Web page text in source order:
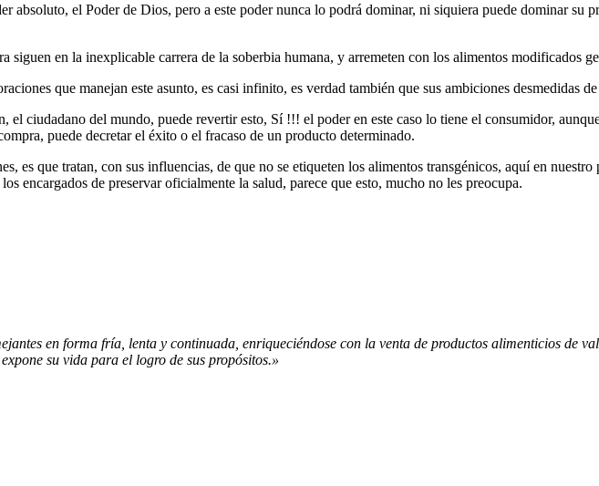
absoluto, el Poder de Dios, pero a este poder nunca lo podrá dominar, ni siquiera puede dominar su
siguen en la inexplicable carrera de la soberbia humana, y arremeten con los alimentos modificados
que manejan este asunto, es casi infinito, es verdad también que sus ambiciones desmedidas
el ciudadano del mundo, puede revertir esto, Sí !!! el poder en este caso lo tiene el consumidor,
puede decretar el éxito o el fracaso de un producto determinado.
es que tratan, con sus influencias, de que no se etiqueten los alimentos transgénicos, aquí en
encargados de preservar oficialmente la salud, parece que esto, mucho no les preocupa.
en forma fría, lenta y continuada, enriqueciéndose con la venta de productos alimenticios de
su vida para el logro de sus propósitos.»